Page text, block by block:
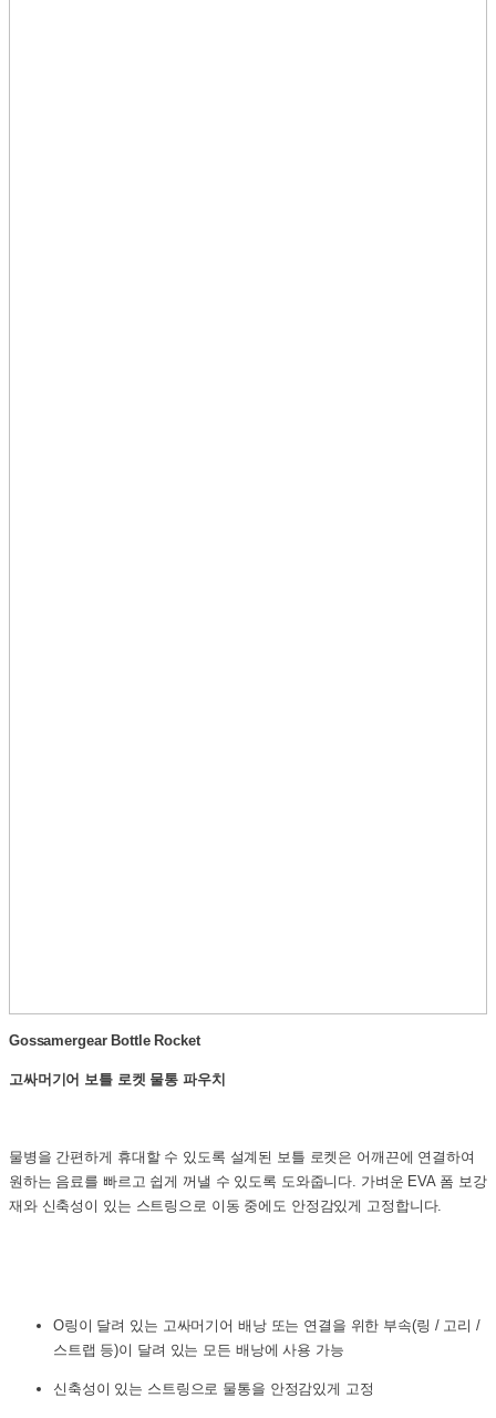
Gossamergear Bottle Rocket
고싸머기어 보틀 로켓 물통 파우치
물병을 간편하게 휴대할 수 있도록 설계된 보틀 로켓은 어깨끈에 연결하여
원하는 음료를 빠르고 쉽게 꺼낼 수 있도록 도와줍니다. 가벼운 EVA 폼 보강
재와 신축성이 있는 스트링으로 이동 중에도 안정감있게 고정합니다.
O링이 달려 있는 고싸머기어 배낭 또는 연결을 위한 부속(링 / 고리 /
스트랩 등)이 달려 있는 모든 배낭에 사용 가능
신축성이 있는 스트링으로 물통을 안정감있게 고정